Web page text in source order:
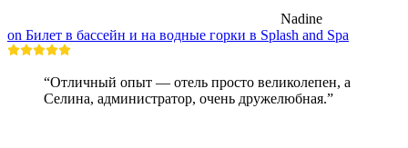
Nadine
on Билет в бассейн и на водные горки в Splash and Spa
“Отличный опыт — отель просто великолепен, а
Селина, администратор, очень дружелюбная.”